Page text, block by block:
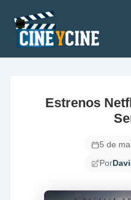
contenido
Estrenos
5 de
Por